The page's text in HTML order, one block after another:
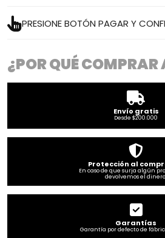
PRESIONE BOTÓN PAGAR Y
¿POR QUÉ COMPRAR
Envío gratis
Desde $200.000
Protección al
En caso de que surja algún
devolvemos el
Garantías
Garantía por defecto de